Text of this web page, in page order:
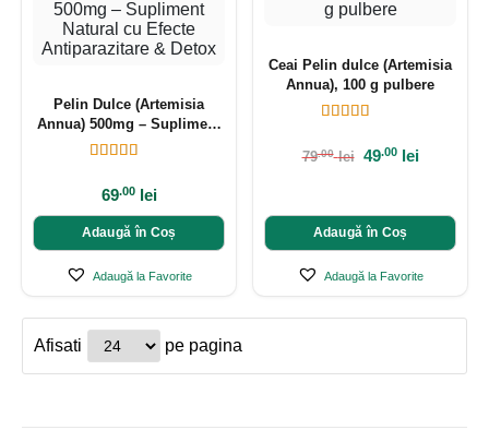
Pelin Dulce (Artemisia
Annua) 500mg – Supliment
Natural cu Efecte
69.00 lei
Adaugă în Coș
Adaugă la Favorite
Ceai Pelin dulce (Artemisia
Annua), 100 g pulbere
79.00 lei 49.00 lei
Adaugă în Coș
Adaugă la Favorite
Afisati pe pagina